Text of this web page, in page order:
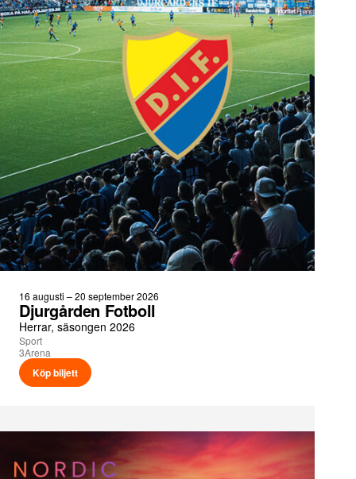
16 augusti – 20 september 2026
Djurgården Fotboll
Herrar, säsongen 2026
Sport
3Arena
Köp biljett